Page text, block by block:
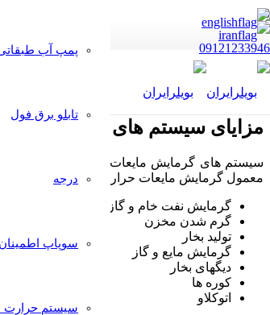
09121233946 پمپ آب
تابلو برق فول
درجه
سوپاپ اطمینان
سیستم حرارت
مزایای سیستم های گرمایش
سیستم های گرمایش مایعات حرارتی (که به آن
معمول گرمایش مایعات حرارتی عبارتند از:
گرمایش نفت خام و گاز طبیعی
گرم شدن مخزن
تولید بخار
گرمایش مایع و گاز
دیگهای بخار
کوره ها
اتوکلاو